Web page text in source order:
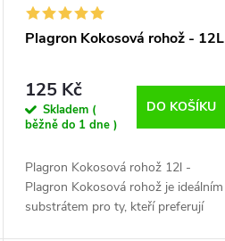
Plagron Kokosová rohož - 12L
125 Kč
Skladem (
běžně do 1 dne )
DO KOŠÍKU
Plagron Kokosová rohož 12l -
Plagron Kokosová rohož je ideálním
substrátem pro ty, kteří preferují